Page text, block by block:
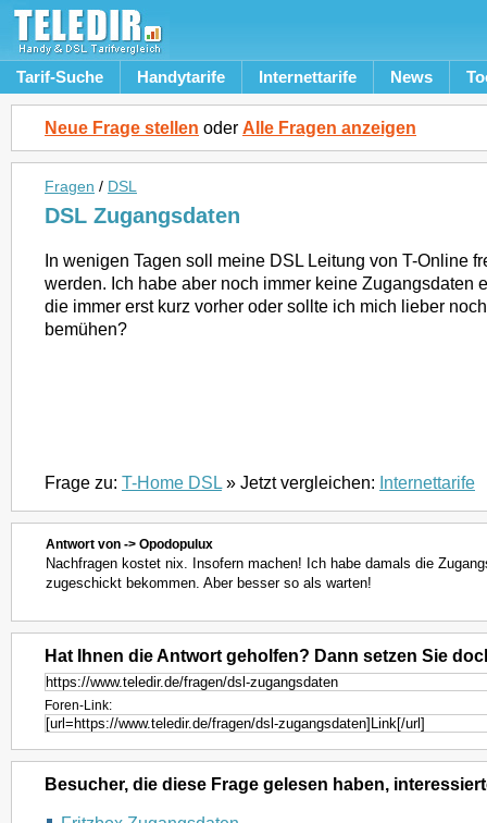
Tarif-Suche Handytarife Internettarife News
Neue Frage stellen oder Alle Fragen anzeigen
Fragen / DSL
DSL Zugangsdaten
In wenigen Tagen soll meine DSL Leitung von T-Online
werden. Ich habe aber noch immer keine Zugangsdaten
die immer erst kurz vorher oder sollte ich mich lieber
bemühen?
Frage zu: T-Home DSL » Jetzt vergleichen: Internettarife
Antwort von -> Opodopulux
Nachfragen kostet nix. Insofern machen! Ich habe damals die
zugeschickt bekommen. Aber besser so als warten!
Hat Ihnen die Antwort geholfen? Dann setzen Sie
Foren-Link:
Besucher, die diese Frage gelesen haben,